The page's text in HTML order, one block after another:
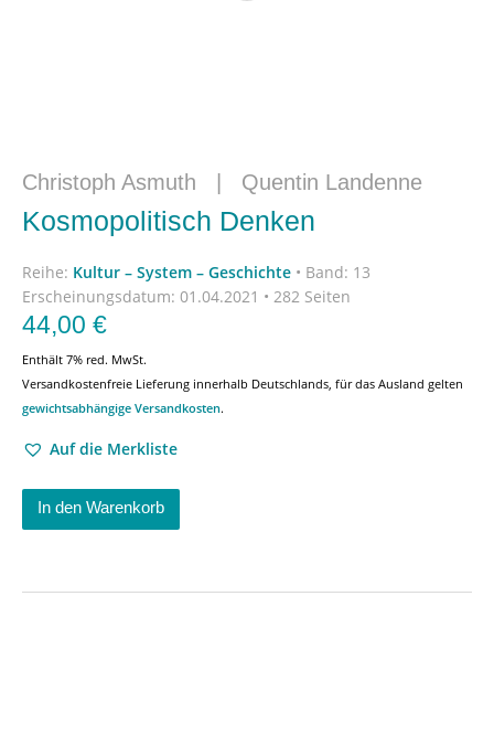
Christoph Asmuth Quentin Landenne
Kosmopolitisch Denken
Reihe: Kultur – System – Geschichte • Band: 13
Erscheinungsdatum: 01.04.2021 • 282 Seiten
44,00 €
Enthält 7% red. MwSt.
Versandkostenfreie Lieferung innerhalb Deutschlands, für das Ausland gelten
gewichtsabhängige Versandkosten.
Auf die Merkliste
In den Warenkorb